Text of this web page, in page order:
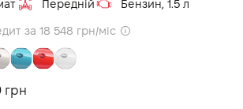
Передній Бензин, 1.5 л
за 18 548 грн/міс
грн